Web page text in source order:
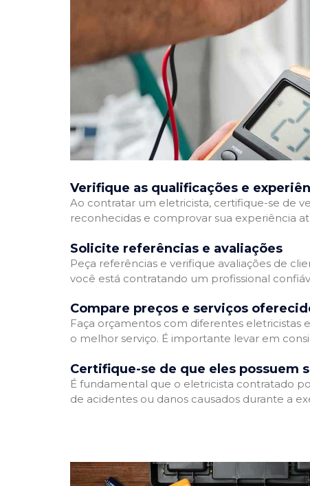
Verifique as qualificações e
Ao contratar um eletricista, certifique-se de
reconhecidas e comprovar sua experiência
Solicite referências e avaliações
Peça referências e verifique avaliações de
você está contratando um profissional
Compare preços e serviços
Faça orçamentos com diferentes eletricistas
o melhor serviço. É importante levar em
Certifique-se de que eles possuem
É fundamental que o eletricista contratado
de acidentes ou danos causados durante a